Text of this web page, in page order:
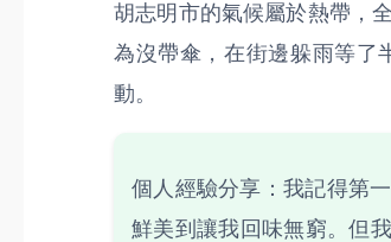
胡志明市的氣候屬於熱帶，
為沒帶傘，在街邊躲雨等了
動。
個人經驗分享：我記得第
鮮美到讓我回味無窮。但